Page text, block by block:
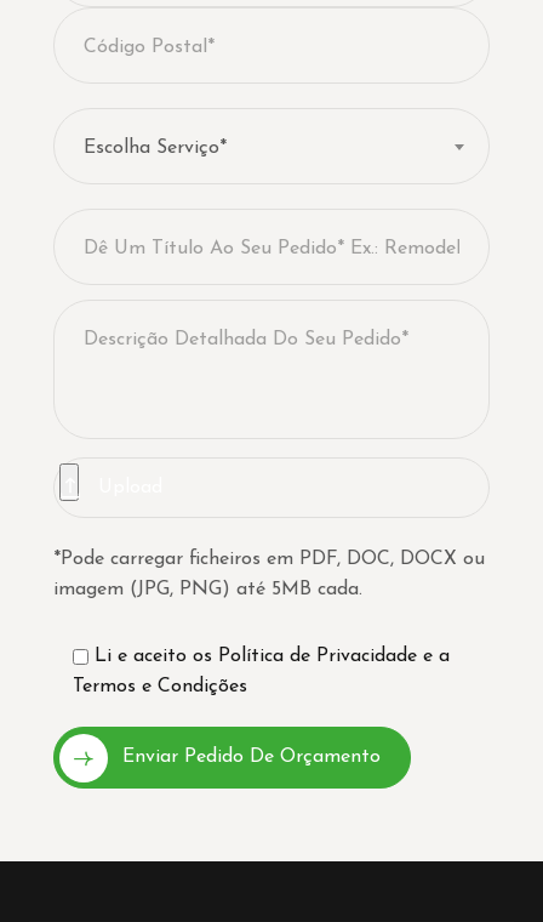
Escolha Serviço*
*Pode carregar ficheiros em PDF, DOC, DOCX ou
imagem (JPG, PNG) até 5MB cada.
Li e aceito os Política de Privacidade e a
Termos e Condições